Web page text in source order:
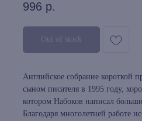
996 р.
Out of stock
Английское собрание короткой
сыном писателя в 1995 году,
котором Набоков написал
Благодаря многолетней работе